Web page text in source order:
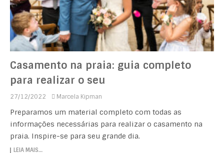
Casamento na praia: guia completo
para realizar o seu
27/12/2022 Marcela Kipman
Preparamos um material completo com todas as
informações necessárias para realizar o casamento na
praia. Inspire-se para seu grande dia.
LEIA MAIS…